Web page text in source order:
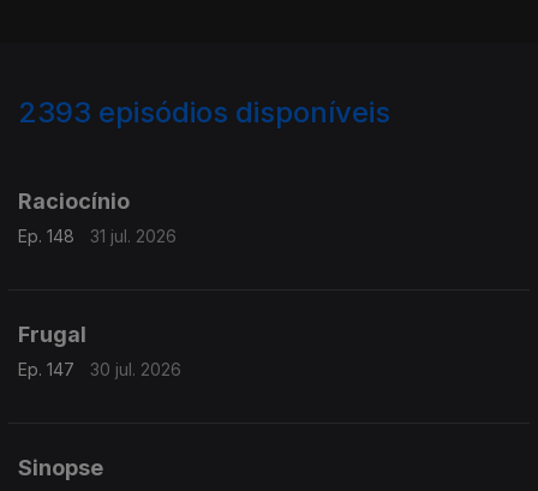
2393 episódios disponíveis
Raciocínio
Ep. 148 31 jul. 2026
Frugal
Ep. 147 30 jul. 2026
Sinopse